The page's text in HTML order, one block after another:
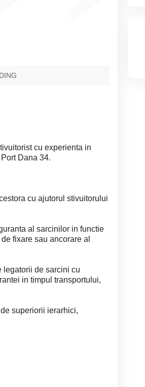
cu experienta in
Dana 34.
cu ajutorul stivuitorului
al sarcinilor in functie
fixare sau ancorare al
legatorii de sarcini cu
in timpul transportului,
superiorii ierarhici,